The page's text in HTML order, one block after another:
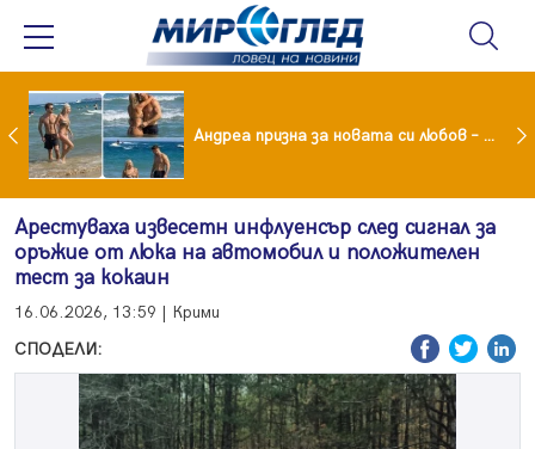
Драма вместо щастие: Звезда от "Татковци" е в болница с високорискова бременност Андреа призна за новата си любов – руснакът Игор
Арестуваха извесетн инфлуенсър след сигнал за
оръжие от люка на автомобил и положителен
тест за кокаин
16.06.2026, 13:59 | Крими
СПОДЕЛИ: